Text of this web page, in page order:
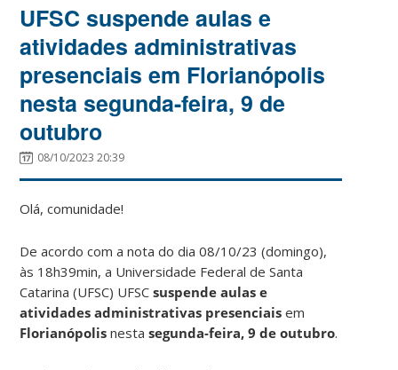
UFSC suspende aulas e
atividades administrativas
presenciais em Florianópolis
nesta segunda-feira, 9 de
outubro
08/10/2023 20:39
Olá, comunidade!
De acordo com a nota do dia 08/10/23 (domingo),
às 18h39min, a Universidade Federal de Santa
Catarina (UFSC) UFSCsuspende aulas e
atividades administrativas presenciais em
Florianópolis nestasegunda-feira, 9 de outubro.